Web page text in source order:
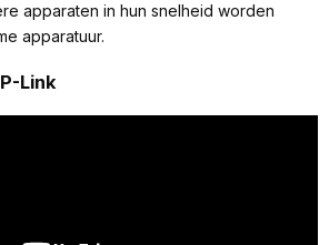
apparaten in hun snelheid worden
apparatuur.
Link